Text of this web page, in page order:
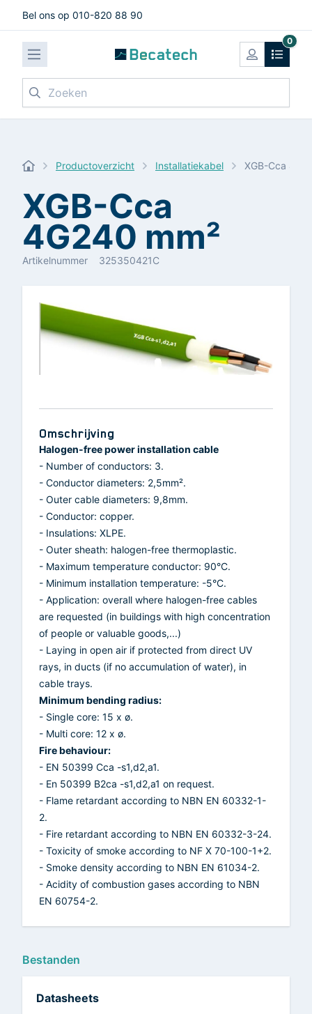
Bel ons op 010-820 88 90
0
Zoeken
Productoverzicht Installatiekabel XGB-Cca
XGB-Cca
4G240 mm²
Artikelnummer 325350421C
Omschrijving
Halogen-free power installation cable
- Number of conductors: 3.
- Conductor diameters: 2,5mm².
- Outer cable diameters: 9,8mm.
- Conductor: copper.
- Insulations: XLPE.
- Outer sheath: halogen-free thermoplastic.
- Maximum temperature conductor: 90°C.
- Minimum installation temperature: -5°C.
- Application: overall where halogen-free cables
are requested (in buildings with high concentration
of people or valuable goods,...)
- Laying in open air if protected from direct UV
rays, in ducts (if no accumulation of water), in
cable trays.
Minimum bending radius:
- Single core: 15 x ø.
- Multi core: 12 x ø.
Fire behaviour:
- EN 50399 Cca -s1,d2,a1.
- En 50399 B2ca -s1,d2,a1 on request.
- Flame retardant according to NBN EN 60332-1-
2.
- Fire retardant according to NBN EN 60332-3-24.
- Toxicity of smoke according to NF X 70-100-1+2.
- Smoke density according to NBN EN 61034-2.
- Acidity of combustion gases according to NBN
EN 60754-2.
Bestanden
Datasheets